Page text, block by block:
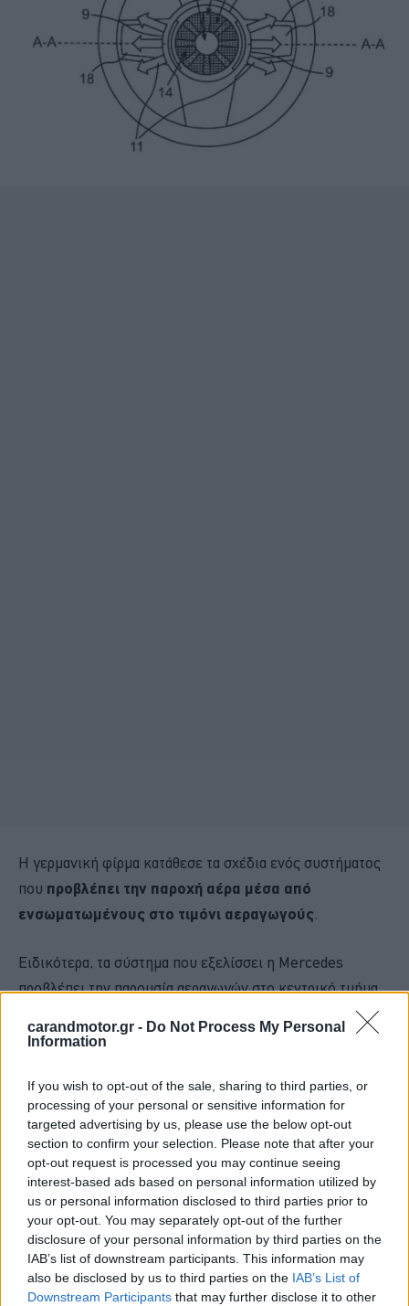
carandmotor.gr - Do Not Process My Personal
Information
If you wish to opt-out of the sale, sharing to third parties, or
processing of your personal or sensitive information for
targeted advertising by us, please use the below opt-out
section to confirm your selection. Please note that after your
opt-out request is processed you may continue seeing
interest-based ads based on personal information utilized by
us or personal information disclosed to third parties prior to
your opt-out. You may separately opt-out of the further
disclosure of your personal information by third parties on the
IAB’s list of downstream participants. This information may
also be disclosed by us to third parties on the IAB’s List of
Downstream Participants that may further disclose it to other
Η γερμανική φίρμα κατάθεσε τα σχέδια ενός συστήματος
που προβλέπει την παροχή αέρα μέσα από
ενσωματωμένους στο τιμόνι αεραγωγούς
Ειδικότερα, τα σύστημα που εξελίσσει η Mercedes
προβλέπει την παρουσία αεραγωγών στο κεντρικό τμήμα
φιλοξενείται ο αερόσακος, στοχεύοντας είτε τα